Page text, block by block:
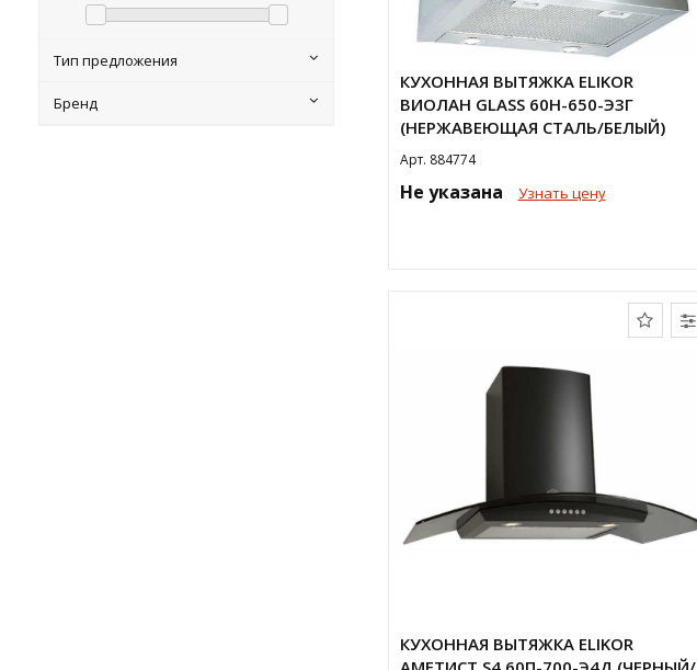
Тип предложения
Бренд
КУХОННАЯ ВЫТЯЖКА ELIKOR
ВИОЛАН GLASS 60Н-650-Э3Г
(НЕРЖАВЕЮЩАЯ СТАЛЬ/БЕЛЫЙ)
Арт. 884774
Не указана Узнать цену
КУХОННАЯ ВЫТЯЖКА ELIKOR